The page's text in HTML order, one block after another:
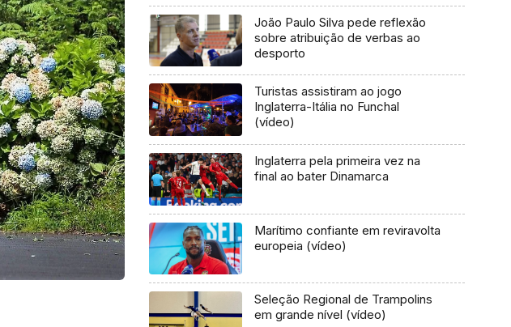
João Paulo Silva pede reflexão
sobre atribuição de verbas ao
desporto
Turistas assistiram ao jogo
Inglaterra-Itália no Funchal
(vídeo)
Inglaterra pela primeira vez na
final ao bater Dinamarca
Marítimo confiante em reviravolta
europeia (vídeo)
Seleção Regional de Trampolins
em grande nível (vídeo)